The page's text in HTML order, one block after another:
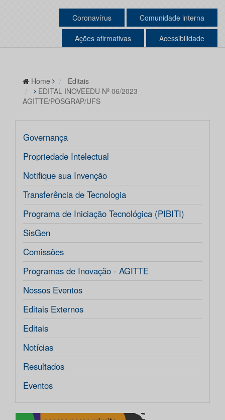
Coronavírus Comunidade interna
Ações afirmativas Acessibilidade
Home
Editais
EDITAL INOVEEDU Nº 06/2023
AGITTE/POSGRAP/UFS
Governança
Propriedade Intelectual
Notifique sua Invenção
Transferência de Tecnologia
Programa de Iniciação Tecnológica (PIBITI)
SisGen
Comissões
Programas de Inovação - AGITTE
Nossos Eventos
Editais Externos
Editais
Notícias
Resultados
Eventos